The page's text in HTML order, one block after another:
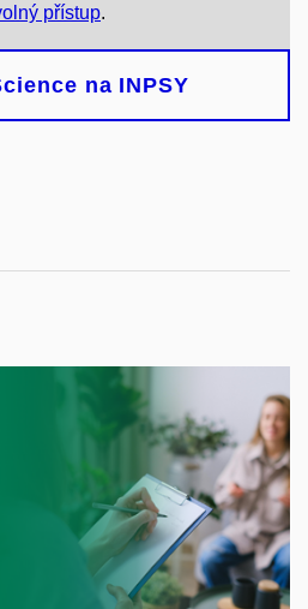
přístup.
na INPSY